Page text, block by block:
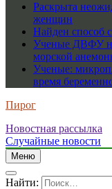
Раскрыта
женщин
Найден способ
Ученые ДВФУ
морской
Ученые:
время
Пирог
Новостная рассылка
Случайные новости
Меню
Найти: